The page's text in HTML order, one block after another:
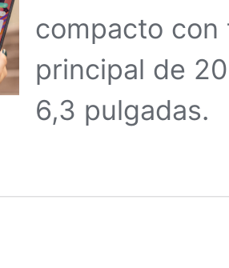
compacto con
principal de
6,3 pulgadas.